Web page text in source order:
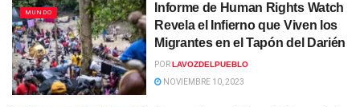
MUNDO
Informe de Human Rights Watch
Revela el Infierno que Viven los
Migrantes en el Tapón del Darién
PORLAVOZDELPUEBLO
NOVIEMBRE 10, 2023